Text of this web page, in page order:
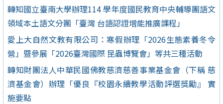
轉知國立臺南大學辦理114 學年度國民教育中央輔導團語文
領域本土語文分團「臺灣 台語認證增能推廣課程」
愛上大自然文教有限公司：寒假辦理「2026生態素養冬令
營」暨參展「2026臺灣國際 昆蟲博覽會」等共三種活動
轉知財團法人中華民國佛教慈濟慈善事業基金會（下稱 慈
濟基金會）辦理「優良『校園永續教學活動評選獎勵』 實
施要點